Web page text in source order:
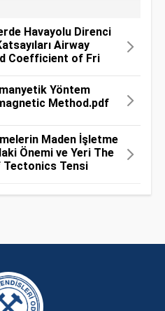
Havayolu Direnci
Airway
Coefficient of Fri
Yöntem
Method.pdf
Maden İşletme
Önemi ve Yeri The
Tensi